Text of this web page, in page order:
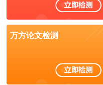
万方论文检测